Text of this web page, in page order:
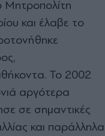
Μητροπολίτη
και έλαβε το
Το 2002
αργότερα
σε σημαντικές
και παράλληλα